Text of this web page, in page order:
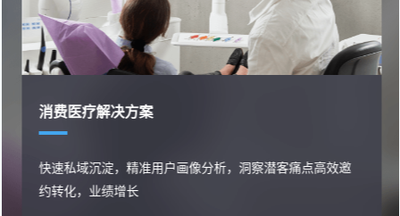
用户画像分析，洞察潜客痛点高效邀
客户资源精细化